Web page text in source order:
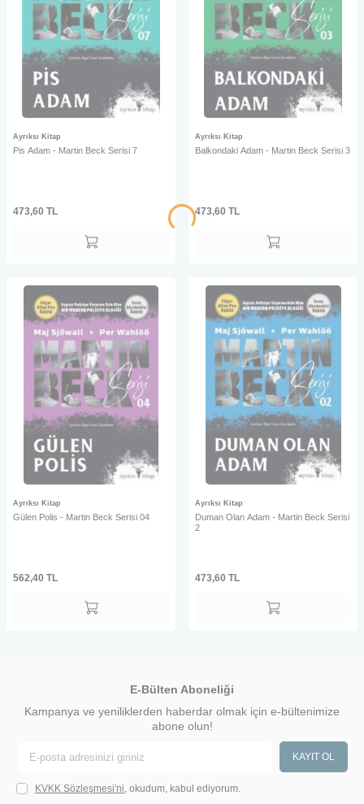
Ayrıksı Kitap
Pis Adam - Martin Beck Serisi 7
473,60 TL
Ayrıksı Kitap
Balkondaki Adam - Martin Beck Serisi 3
473,60 TL
Ayrıksı Kitap
Gülen Polis - Martin Beck Serisi 04
562,40 TL
Ayrıksı Kitap
Duman Olan Adam - Martin Beck Serisi
2
473,60 TL
E-Bülten Aboneliği
Kampanya ve yeniliklerden haberdar olmak için e-bültenimize
abone olun!
KAYIT OL
KVKK Sözleşmesi'ni , okudum, kabul ediyorum.